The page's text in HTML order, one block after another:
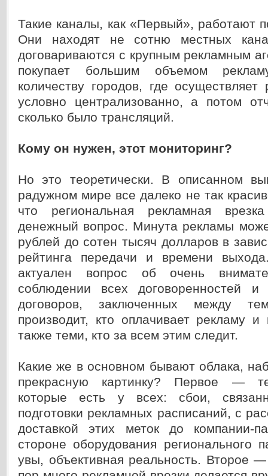
Такие каналы, как «Первый», работают
Они находят не сотню местных
договариваются с крупным рекламным
покупает большим объемом
количеству городов, где осуществляет
условно централизованно, а потом
сколько было трансляций.
Кому он нужен, этот мониторинг?
Но это теоретически. В описанном
радужном мире все далеко не так
что региональная рекламная
денежный вопрос. Минута рекламы
рублей до сотен тысяч долларов в
рейтинга передачи и времени
актуален вопрос об очень
соблюдении всех договоренностей и
договоров, заключенных между
производит, кто оплачивает рекламу
также теми, кто за всем этим следит.
Какие же в основном бывают облака,
прекрасную картинку? Первое —
которые есть у всех: сбои,
подготовки рекламных расписаний, с
доставкой этих меток до компании-
стороне оборудования регионального
увы, объективная реальность. Второе